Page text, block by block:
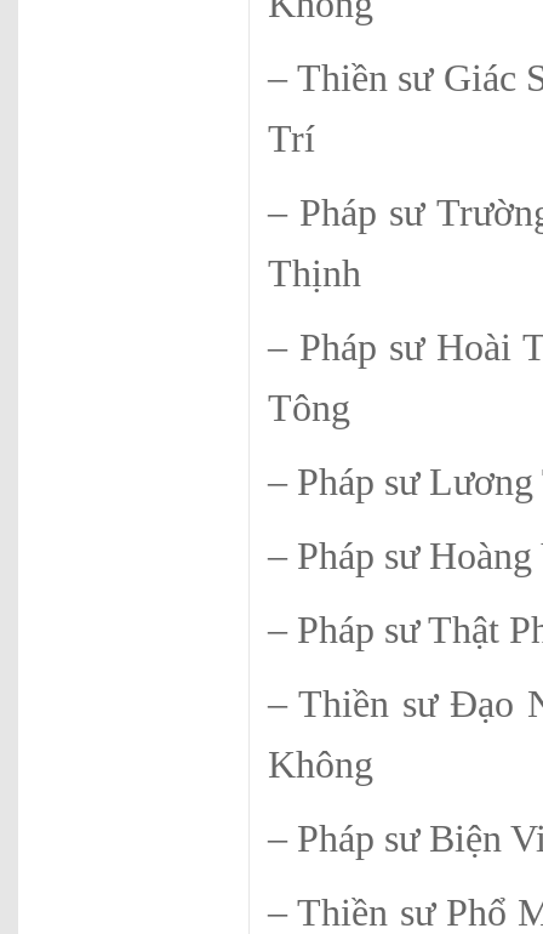
– Thiền sư
Trí
– Pháp sư
Thịnh
– Pháp sư
Tông
– Pháp sư
– Pháp sư
– Pháp sư
– Thiền sư
Không
– Pháp sư
– Thiền sư